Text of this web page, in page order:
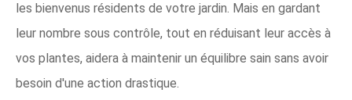
les bienvenus résidents de votre jardin. Mais en gardant
leur nombre sous contrôle, tout en réduisant leur accès à
vos plantes, aidera à maintenir un équilibre sain sans avoir
besoin d'une action drastique.